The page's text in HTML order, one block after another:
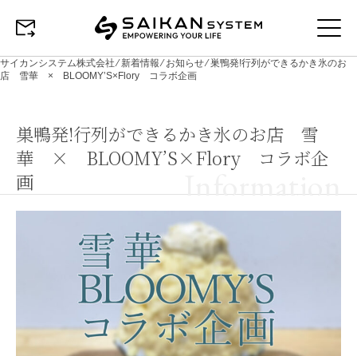
サイカンシステム株式会社⁄新着情報⁄お知らせ⁄巣鴨発!行列ができるかき氷のお
店 雪華 × BLOOMY’S×Flory コラボ企画
巣鴨発!行列ができるかき氷のお店 雪
華 × BLOOMY’S×Flory コラボ企
画
Information